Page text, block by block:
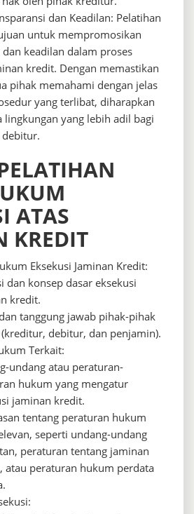
dan Keadilan: Pelatihan
untuk mempromosikan
keadilan dalam proses
kredit. Dengan memastikan
pihak memahami dengan jelas
yang terlibat, diharapkan
lingkungan yang lebih adil bagi
ATAS
KREDIT
Eksekusi Jaminan Kredit:
dan konsep dasar eksekusi
kredit.
tanggung jawab pihak-pihak
debitur, dan penjamin).
Terkait:
undang atau peraturan-
hukum yang mengatur
jaminan kredit.
tentang peraturan hukum
seperti undang-undang
peraturan tentang jaminan
atau peraturan hukum perdata